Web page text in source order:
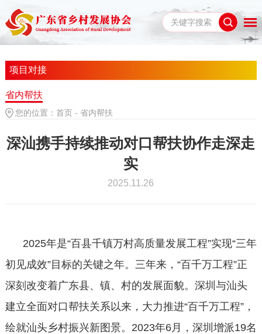
项目对接
省内帮扶
您的位置： 首页 - 省内帮扶
深汕携手持续推动对口帮扶协作走深走
实
2025.11.26
2025年是“百县千镇万村高质量发展工程”实现“三年
初见成效”目标的关键之年。三年来，“百千万工程”正
深刻改变着广东县、镇、村的发展面貌。深圳与汕头
建立全面对口帮扶关系以来，大力推进“百千万工程”，
绘就汕头乡村振兴新图景。2023年6月，深圳增派19名